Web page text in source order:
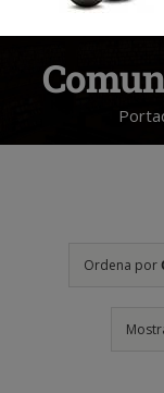
Ordena por